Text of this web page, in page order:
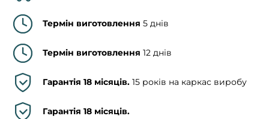
Термін виготовлення 5 днів
Термін виготовлення 12 днів
Гарантія 18 місяців. 15 років на каркас виробу
Гарантія 18 місяців.